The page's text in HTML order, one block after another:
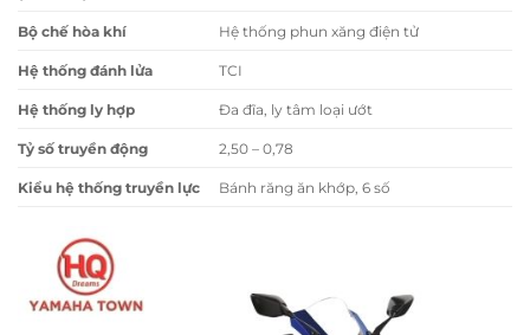
Bộ chế hòa khí Hệ thống phun xăng điện tử
Hệ thống đánh lửa TCI
Hệ thống ly hợp Đa đĩa, ly tâm loại ướt
Tỷ số truyền động 2,50 – 0,78
Kiểu hệ thống truyền lực Bánh răng ăn khớp, 6 số